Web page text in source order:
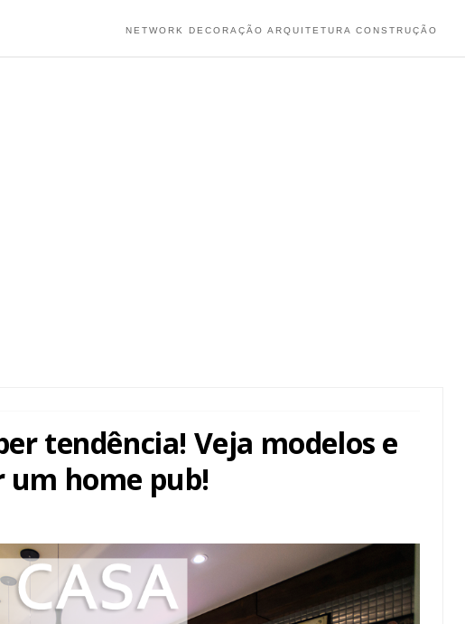
NETWORK DECORAÇÃO ARQUITETURA CONSTRUÇÃO
tendência! Veja modelos e
um home pub!